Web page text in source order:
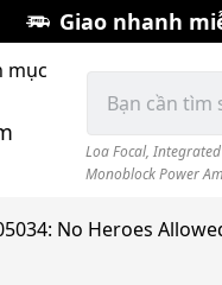
Giao nhanh
mục
kiếm:
Loa Focal,
Monoblock Power
No Heroes